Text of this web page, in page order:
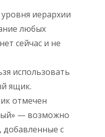
иерархии
любых
сейчас и не
использовать
ящик.
отмечен
— возможно
с